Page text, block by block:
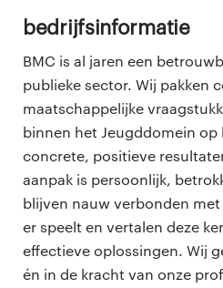
Bedrijfsinformatie
BMC is al jaren een
publieke sector. Wij pakken
maatschappelijke
binnen het Jeugddomein op
concrete, positieve
aanpak is persoonlijk,
blijven nauw verbonden
er speelt en vertalen deze
effectieve oplossingen. Wij
én in de kracht van onze